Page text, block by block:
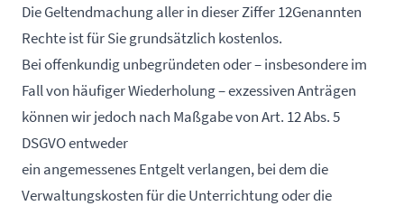
Die Geltendmachung aller in dieser Ziffer 12Genannten
Rechte ist für Sie grundsätzlich kostenlos.
Bei offenkundig unbegründeten oder – insbesondere im
Fall von häufiger Wiederholung – exzessiven Anträgen
können wir jedoch nach Maßgabe von Art. 12 Abs. 5
DSGVO entweder
ein angemessenes Entgelt verlangen, bei dem die
Verwaltungskosten für die Unterrichtung oder die